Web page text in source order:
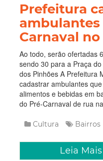
Prefeitura
ambulantes
Carnaval
Ao todo, serão ofertadas
sendo 30 para a Praça
dos Pinhões A Prefeitura
cadastrar ambulantes
alimentos e bebidas em
do Pré-Carnaval de rua
Cultura Bairros
Leia Mais